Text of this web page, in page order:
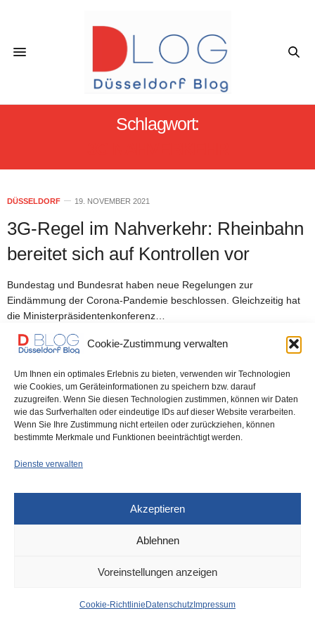
Cookie-Zustimmung verwalten
Um Ihnen ein optimales Erlebnis zu bieten, verwenden wir Technologien
wie Cookies, um Geräteinformationen zu speichern bzw. darauf
zuzugreifen. Wenn Sie diesen Technologien zustimmen, können wir Daten
wie das Surfverhalten oder eindeutige IDs auf dieser Website verarbeiten.
Wenn Sie Ihre Zustimmung nicht erteilen oder zurückziehen, können
bestimmte Merkmale und Funktionen beeinträchtigt werden.
Dienste verwalten
Akzeptieren
Ablehnen
Voreinstellungen anzeigen
Cookie-Richtlinie Datenschutz Impressum
Schlagwort:
DÜSSELDORF 19. NOVEMBER 2021
3G-Regel im Nahverkehr: Rheinbahn
bereitet sich auf Kontrollen vor
Bundestag und Bundesrat haben neue Regelungen zur
Eindämmung der Corona-Pandemie beschlossen. Gleichzeitig hat
die Ministerpräsidentenkonferenz…
0 SHARES
IMPRESSUM DATENSCHUTZ COOKIE-RICHTLINIE (EU)